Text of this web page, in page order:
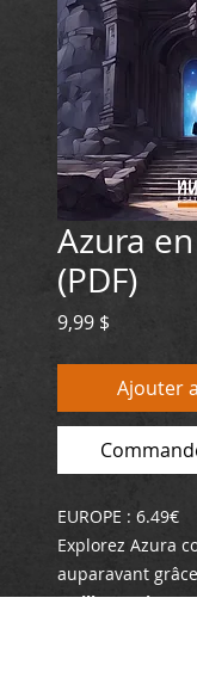
Azura
(PDF)
9,99 $
Ajouter
EUROPE : 6.49€
Explorez Azura
auparavant
50 illustrations